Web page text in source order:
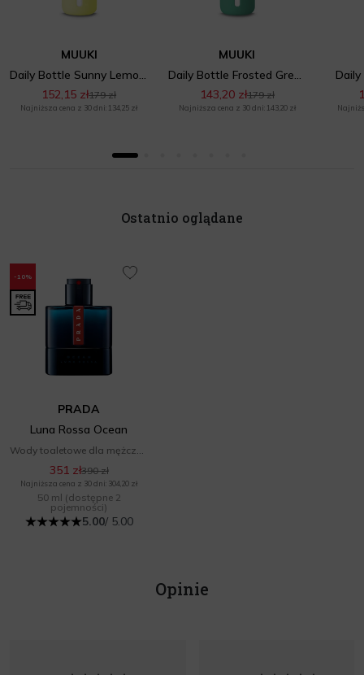
MUUKI
Daily Bottle Sunny Lemonade
152,15 zł179 zł
Najniższa cena z 30 dni: 134,25 zł
MUUKI
Daily Bottle Frosted Green
143,20 zł179 zł
Najniższa cena z 30 dni: 143,20 zł
Ostatnio oglądane
-10%
PRADA
Luna Rossa Ocean
351 zł390 zł
Najniższa cena z 30 dni: 304,20 zł
50 ml (dostępne 2
pojemności)
5.00/ 5.00
Opinie